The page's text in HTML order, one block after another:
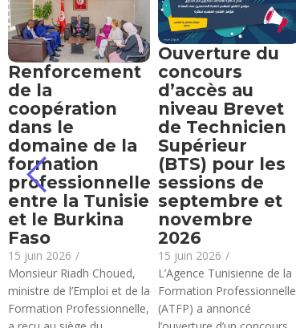
Renforcement
de la
coopération
dans le
domaine de la
formation
professionnelle
entre la Tunisie
et le Burkina
Faso
15 juin 2026 /
Monsieur Riadh Choued,
ministre de l’Emploi et de la
Formation Professionnelle,
Ouverture du
concours
d’accès au
niveau Brevet
de Technicien
Supérieur
(BTS) pour les
sessions de
septembre et
novembre
2026
15 juin 2026 /
L’Agence Tunisienne de la
Formation Professionnelle
(ATFP) a annoncé